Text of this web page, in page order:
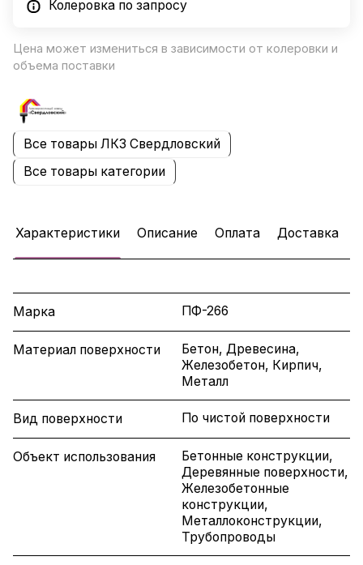
Колеровка по запросу
Цена может измениться в зависимости от колеровки и
объема поставки
Все товары ЛКЗ Свердловский
Все товары категории
Характеристики Описание Оплата Доставка
Марка ПФ-266
Материал поверхности
Бетон, Древесина,
Железобетон, Кирпич,
Металл
Вид поверхности По чистой поверхности
Объект использования
Бетонные конструкции,
Деревянные поверхности,
Железобетонные
конструкции,
Металлоконструкции,
Трубопроводы